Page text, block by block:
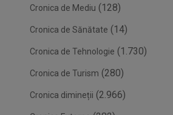
Cronica de Mediu (128)
Cronica de Sănătate (14)
Cronica de Tehnologie (1.730)
Cronica de Turism (280)
Cronica dimineții (2.966)